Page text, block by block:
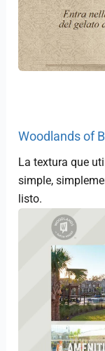
Woodlands of
La textura que
simple,
listo.